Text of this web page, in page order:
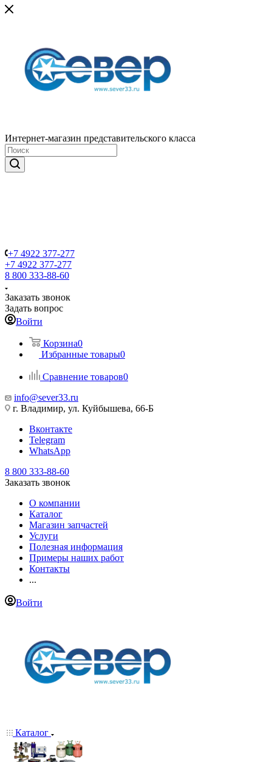
Интернет-магазин представительского класса
+7 4922 377-277
+7 4922 377-277
8 800 333-88-60
Заказать звонок
Задать вопрос
Войти
Корзина0
Избранные товары0
Сравнение товаров0
info@sever33.ru
г. Владимир, ул. Куйбышева, 66-Б
Вконтакте
Telegram
WhatsApp
8 800 333-88-60
Заказать звонок
О компании
Каталог
Магазин запчастей
Услуги
Полезная информация
Примеры наших работ
Контакты
...
Войти
Каталог